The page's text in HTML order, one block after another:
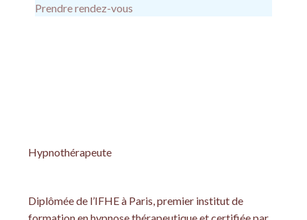
Prendre rendez-vous
Hypnothérapeute
Diplômée de l’IFHE à Paris, premier institut de